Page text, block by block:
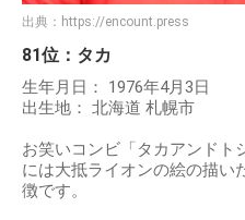
出典： https://encount.press
81位：タカ
生年月日： 1976年4月3日
出生地： 北海道 札幌市
お笑いコンビ「タカアンドト
には大抵ライオンの絵の描い
徴です。